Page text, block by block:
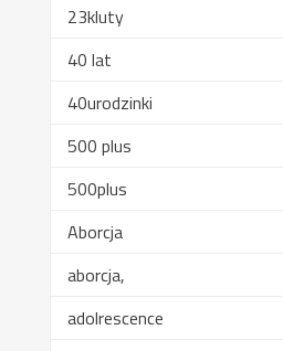
23kluty
40 lat
40urodzinki
500 plus
500plus
Aborcja
aborcja,
adolrescence